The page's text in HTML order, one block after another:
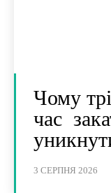
Чому
час
3 СЕРПНЯ 2026